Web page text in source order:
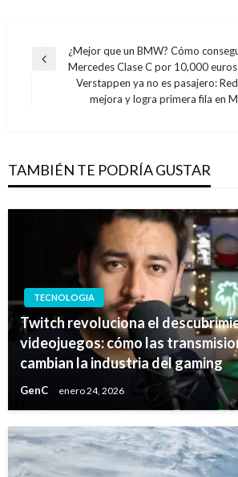
Navegación
entradas
Entrada
¿Mejor que un BMW? Cómo
Mercedes Clase C por 10,000 euros
Verstappen ya no es pasajero:
mejora y logra primera fila en
TAMBIÉN TE PODRÍA GUSTAR
TECNOLOGIA
Twitch revoluciona el
videojuegos: cómo las
cambian la industria del gaming
GenC enero 24, 2026